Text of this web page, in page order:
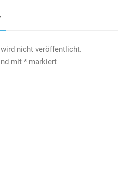
nicht veröffentlicht.
mit * markiert